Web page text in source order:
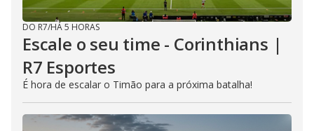
DO R7/HÁ 5 HORAS
Escale o seu time - Corinthians |
R7 Esportes
É hora de escalar o Timão para a próxima batalha!